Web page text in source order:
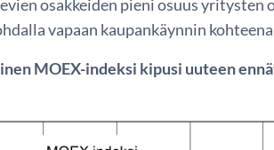
osakkeiden pieni osuus
vapaan kaupankäynnin
MOEX-indeksi kipusi uuteen